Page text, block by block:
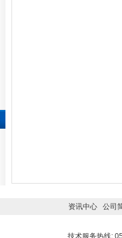
资讯中心 公司
技术服务热线: